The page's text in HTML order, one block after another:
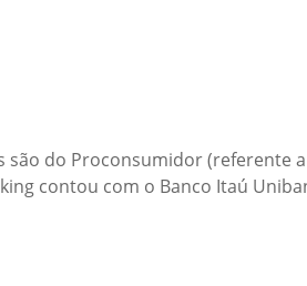
são do Proconsumidor (referente
contou com o Banco Itaú